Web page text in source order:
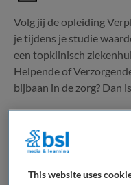
Volg jij de opleiding
je tijdens je studie
een topklinisch
Helpende of
bijbaan in de zorg? Dan
Bekijk vacature
This website uses